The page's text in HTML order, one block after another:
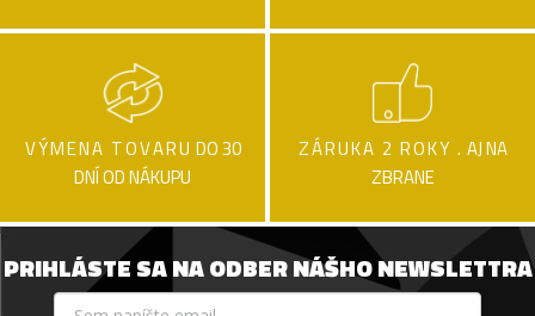
VÝMENA TOVARU DO 30
DNÍ OD NÁKUPU
ZÁRUKA 2 ROKY . AJ NA
ZBRANE
PRIHLÁSTE SA NA ODBER NÁŠHO NEWSLETTRA